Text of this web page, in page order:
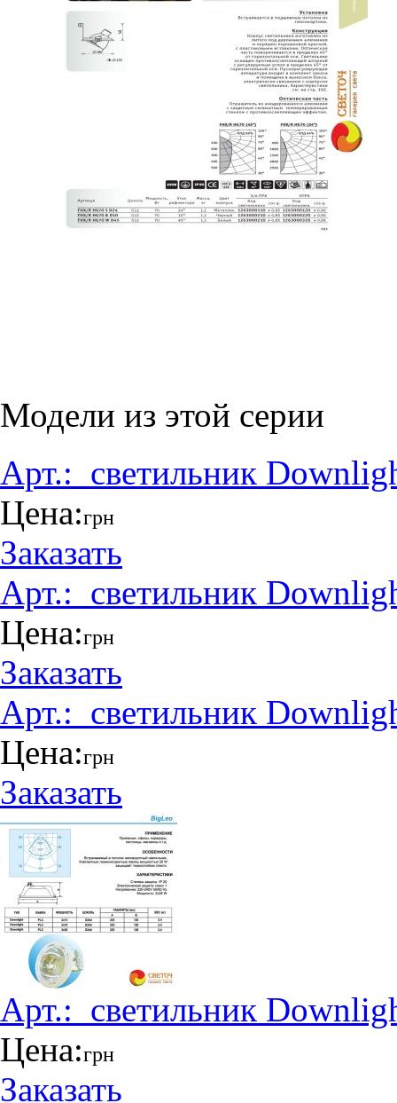
Модели из этой серии
Арт.: _светильник
Цена:грн
Заказать
Арт.: _светильник
Цена:грн
Заказать
Арт.: _светильник
Цена:грн
Заказать
Арт.: _светильник
Цена:грн
Заказать